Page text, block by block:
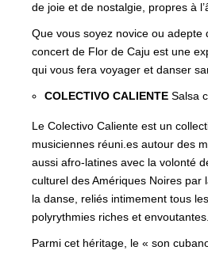
de joie et de nostalgie, propres à
Que vous soyez novice ou adepte
concert de Flor de Caju est une
qui vous fera voyager et danser
COLECTIVO CALIENTE Salsa
Le Colectivo Caliente est un
musiciennes réuni.es autour des
aussi afro-latines avec la volonté
culturel des Amériques Noires par
la danse, reliés intimement tous
polyrythmies riches et envoutantes.
Parmi cet héritage, le « son